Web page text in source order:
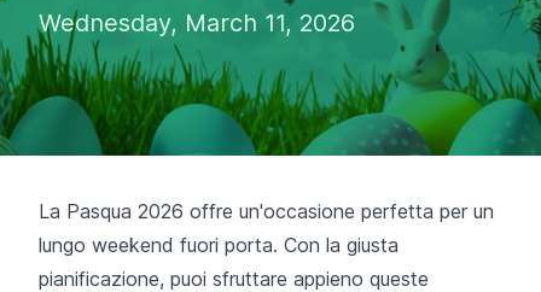
Wednesday, March 11, 2026
La Pasqua 2026 offre un'occasione perfetta per un
lungo weekend fuori porta. Con la giusta
pianificazione, puoi sfruttare appieno queste